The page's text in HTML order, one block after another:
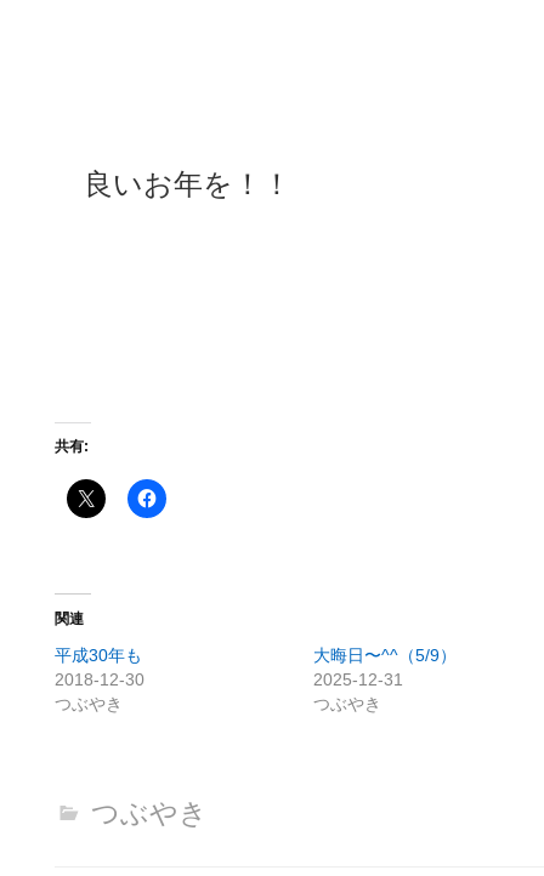
良いお年を！！
共有:
関連
平成30年も
2018-12-30
つぶやき
大晦日〜^^（5/9）
2025-12-31
つぶやき
つぶやき